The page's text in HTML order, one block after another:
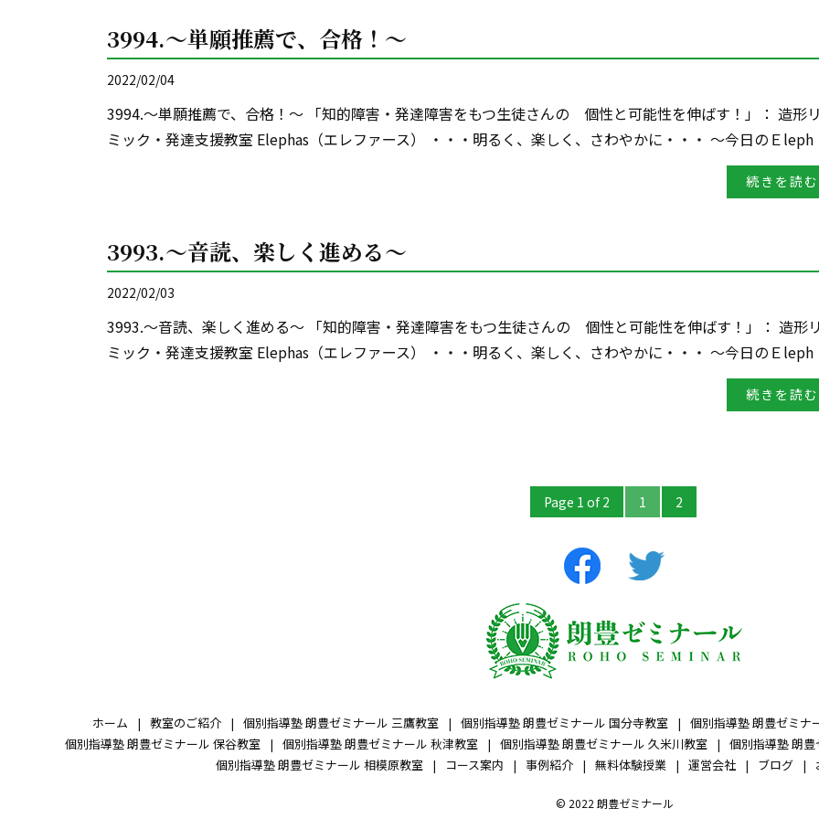
3994.～単願推薦で、合格！～
2022/02/04
3994.～単願推薦で、合格！～ 「知的障害・発達障害をもつ生徒さんの 個性と可能性を伸ばす！」： 造形
ミック・発達支援教室 Elephas（エレファース） ・・・明るく、楽しく、さわやかに・・・ ～今日のＥ
続きを読む
3993.～音読、楽しく進める～
2022/02/03
3993.～音読、楽しく進める～ 「知的障害・発達障害をもつ生徒さんの 個性と可能性を伸ばす！」： 造形
ミック・発達支援教室 Elephas（エレファース） ・・・明るく、楽しく、さわやかに・・・ ～今日のＥ
続きを読む
Page 1 of 2 1 2
ホーム 教室のご紹介 個別指導塾 朗豊ゼミナール 三鷹教室 個別指導塾 朗豊ゼミナール 国分寺教室 個別指導塾 朗豊ゼミナ
個別指導塾 朗豊ゼミナール 保谷教室
個別指導塾 朗豊ゼミナール 秋津教室 個別指導塾 朗豊ゼミナール 久米川教室 個別指導塾 朗
個別指導塾 朗豊ゼミナール 相模原教室
コース案内 事例紹介 無料体験授業 運営会社 ブログ
© 2022 朗豊ゼミナール